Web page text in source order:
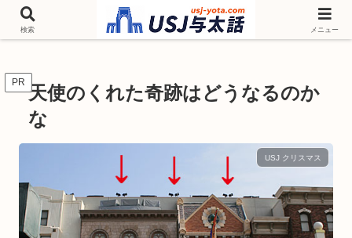
チケットやシーズンイベント ニンテンドーワールド アトラクションなどユニ
バを歩いて情報収集しています
PR 天使のくれた奇跡はどうなるのか
な
USJ クリスマス
検索 メニュー